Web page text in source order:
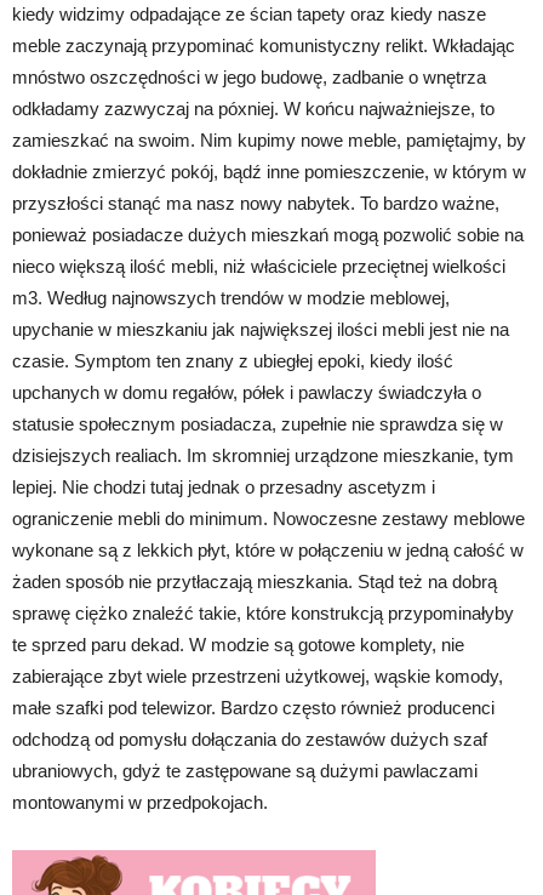
kiedy widzimy odpadające ze ścian tapety oraz kiedy nasze
meble zaczynają przypominać komunistyczny relikt. Wkładając
mnóstwo oszczędności w jego budowę, zadbanie o wnętrza
odkładamy zazwyczaj na póxniej. W końcu najważniejsze, to
zamieszkać na swoim. Nim kupimy nowe meble, pamiętajmy, by
dokładnie zmierzyć pokój, bądź inne pomieszczenie, w którym w
przyszłości stanąć ma nasz nowy nabytek. To bardzo ważne,
ponieważ posiadacze dużych mieszkań mogą pozwolić sobie na
nieco większą ilość mebli, niż właściciele przeciętnej wielkości
m3. Według najnowszych trendów w modzie meblowej,
upychanie w mieszkaniu jak największej ilości mebli jest nie na
czasie. Symptom ten znany z ubiegłej epoki, kiedy ilość
upchanych w domu regałów, półek i pawlaczy świadczyła o
statusie społecznym posiadacza, zupełnie nie sprawdza się w
dzisiejszych realiach. Im skromniej urządzone mieszkanie, tym
lepiej. Nie chodzi tutaj jednak o przesadny ascetyzm i
ograniczenie mebli do minimum. Nowoczesne zestawy meblowe
wykonane są z lekkich płyt, które w połączeniu w jedną całość w
żaden sposób nie przytłaczają mieszkania. Stąd też na dobrą
sprawę ciężko znaleźć takie, które konstrukcją przypominałyby
te sprzed paru dekad. W modzie są gotowe komplety, nie
zabierające zbyt wiele przestrzeni użytkowej, wąskie komody,
małe szafki pod telewizor. Bardzo często również producenci
odchodzą od pomysłu dołączania do zestawów dużych szaf
ubraniowych, gdyż te zastępowane są dużymi pawlaczami
montowanymi w przedpokojach.